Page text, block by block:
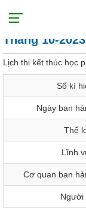
Lịch thi kết
Tháng 10-2023
Lịch thi kết thúc học
Số kí
Ngày ban
Thể
Lĩnh
Cơ quan ban
Người